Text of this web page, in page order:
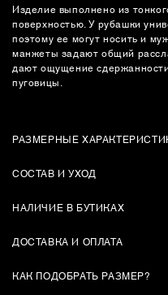
Изделие выполнено из
поверхностью. У рубашки
поэтому ее могут носить и
манжеты задают общий
дают ощущение
пуговицы.
РАЗМЕРНЫЕ
СОСТАВ И УХОД
НАЛИЧИЕ В БУТИКАХ
ДОСТАВКА И ОПЛАТА
КАК ПОДОБРАТЬ РАЗМЕР?